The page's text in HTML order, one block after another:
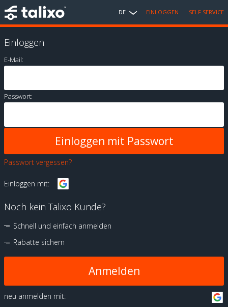
DE EINLOGGEN SELF SERVICE
Einloggen
E-Mail:
Passwort:
Passwort vergessen?
Einloggen mit:
Noch kein Talixo Kunde?
Schnell und einfach anmelden
Rabatte sichern
Anmelden
neu anmelden mit: